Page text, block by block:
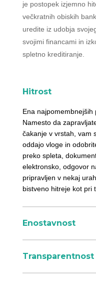
je postopek izjemno
večkratnih obiskih
uredite iz udobja
svojimi financami in
spletno kreditiranje.
Hitrost
Ena najpomembnejših
Namesto da
čakanje v vrstah, vam
oddajo vloge in
preko spleta,
elektronsko, odgovor
pripravljen v nekaj
bistveno hitreje kot pri
Enostavnost
Transparentnost